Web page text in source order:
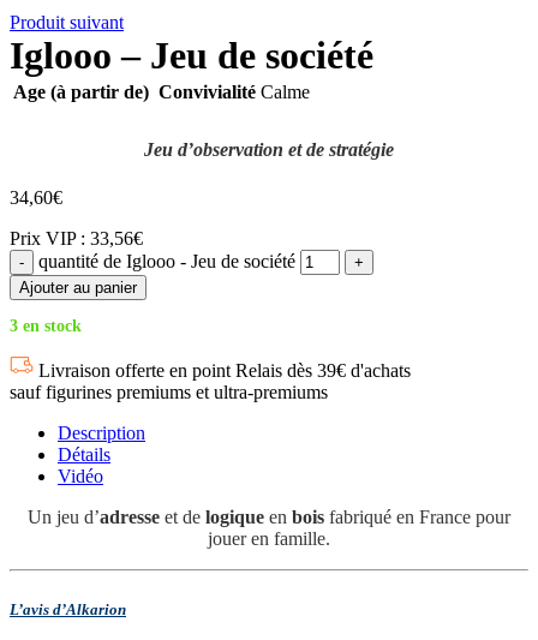
Produit suivant
Iglooo – Jeu de société
Age (à partir de) Convivialité Calme
Jeu d’observation et de stratégie
34,60€
Prix VIP : 33,56€
quantité de Iglooo - Jeu de société
Ajouter au panier
3 en stock
Livraison offerte en point Relais dès 39€ d'achats
sauf figurines premiums et ultra-premiums
Description
Détails
Vidéo
Un jeu d’adresse et de logique en bois fabriqué en France pour
jouer en famille.
L’avis d’Alkarion